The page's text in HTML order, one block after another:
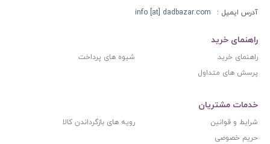
آدرس ایمیل : info [at] dadbazar.com
راهنمای خرید
راهنمای خرید
شیوه های پرداخت
پرسش های متداول
خدمات مشتریان
شرایط و قوانین
رویه های بازگرداندن کالا
حریم خصوصی